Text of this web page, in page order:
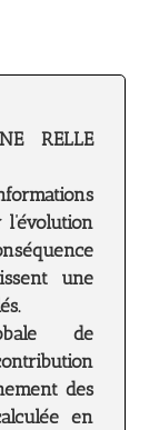
RELLE
une
de
des
en